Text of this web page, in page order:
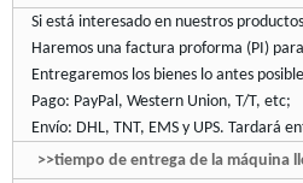
Si está interesado en nuestros
Haremos una factura proforma (PI)
Entregaremos los bienes lo antes
Pago: PayPal, Western Union, T/T, etc;
Envío: DHL, TNT, EMS y UPS. Tardará
>>tiempo de entrega de la máquina